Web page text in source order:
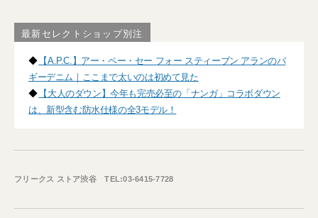
最新セレクトショップ別注
◆ 【A.P.C.】アー・ペー・セー フォー スティーブン アランのバ
ギーデニム｜ここまで太いのは初めて見た
◆ 【大人のダウン】今年も完売必至の「ナンガ」コラボダウン
は、新型含む防水仕様の全3モデル！
フリークス ストア渋谷 TEL:03-6415-7728